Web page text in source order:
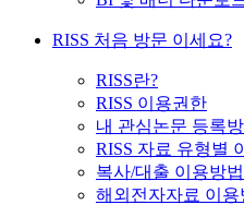
RISS 처음 방문 이세요?
RISS란?
RISS 이용권한
내 관심논문 등록
RISS 자료 유형별
복사/대출 이용방법
해외전자자료 이용